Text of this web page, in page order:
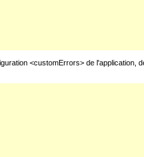
<customErrors> de l'application,